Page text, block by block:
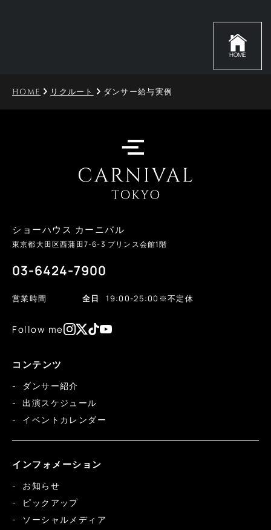
HOME
HOME リクルート ダンサー給与実例
ショーハウス カーニバル
東京都大田区西蒲田7-6-3 プリンス会館1階
03-6424-7900
営業時間 全日 19:00-25:00 ※不定休
Follow me
コンテンツ
ダンサー紹介
出演スケジュール
イベントカレンダー
インフォメーション
お知らせ
ピックアップ
ソーシャルメディア